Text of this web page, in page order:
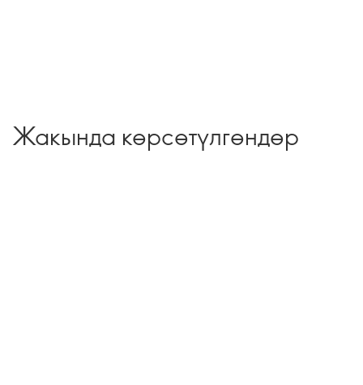
Жакында көрсөтүлгөндөр